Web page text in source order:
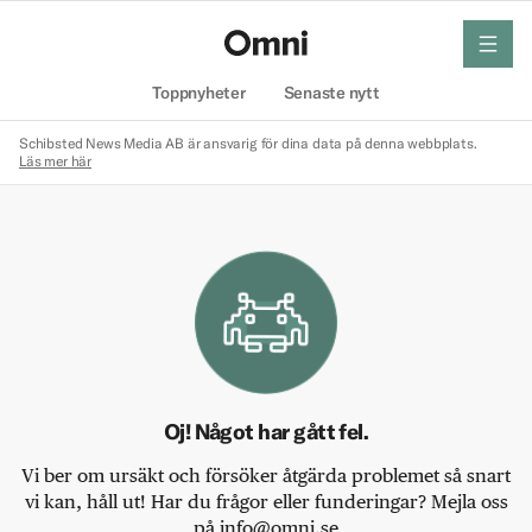
Toppnyheter Senaste nytt
meny
Schibsted News Media AB är ansvarig för dina data på denna webbplats.
Läs mer här
Oj! Något har gått fel.
Vi ber om ursäkt och försöker åtgärda problemet så snart
vi kan, håll ut! Har du frågor eller funderingar? Mejla oss